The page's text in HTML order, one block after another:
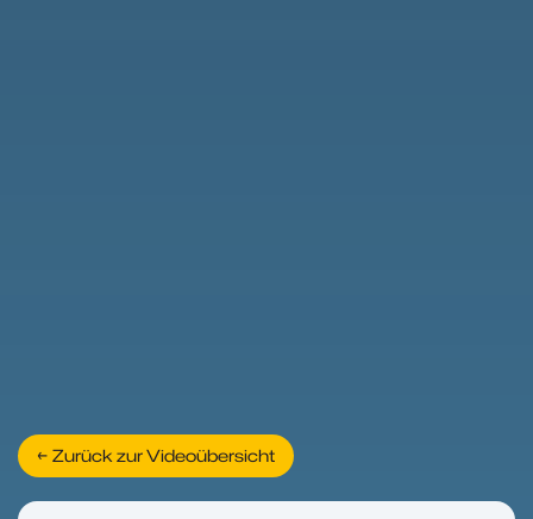
← Zurück zur Videoübersicht